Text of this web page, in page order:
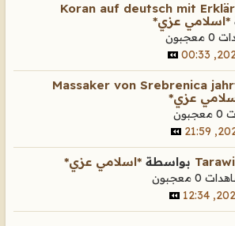
Koran auf deutsch mit
*اسلامي عزي*
0 معجبون
Massaker von Srebrenica
عزي*
0 معجبون
بواسطة *اسلامي عزي*
0 معجبون